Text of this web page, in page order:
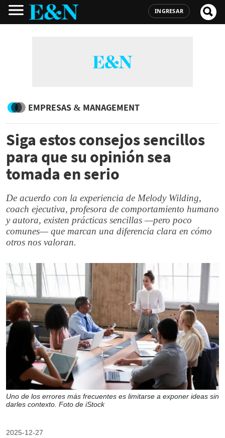
INGRESAR
EMPRESAS & MANAGEMENT
Siga estos consejos sencillos
para que su opinión sea
tomada en serio
De acuerdo con la experiencia de Melody Wilding,
coach ejecutiva, profesora de comportamiento humano
y autora, existen prácticas sencillas —pero poco
comunes— que marcan una diferencia clara en cómo
otros nos valoran.
Uno de los errores más frecuentes es limitarse a exponer ideas sin
darles contexto. Foto de iStock
2025-12-27